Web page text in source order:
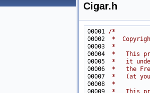
Cigar.h
00001 /*
00002
*
00003
*
00004
*   This
00005
*   it under
00006
*   the
00007
*   (at
00008
*
00009
*   This